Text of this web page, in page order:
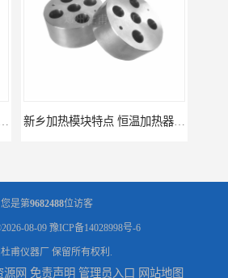
新乡加热模块特点 恒温加热器 杜甫仪器 新乡加热模块报价 恒温加热器
您是第9682488位访客
08-09 豫ICP备14028998号-6
甫仪器厂 保留所有权利.
源网 免责声明 管理员入口 网站地图